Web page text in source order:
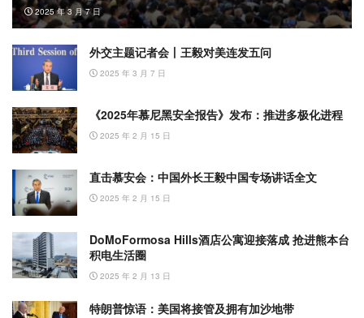
2025 年 3 月 7 日
外交主题记者会丨王毅对美连发五问
2025 年 3 月 7 日
《2025年慕尼黑安全报告》发布：推进多极化进程
2025 年 2 月 15 日
直击慕安会：中国外长王毅中国专场讲话全文
2025 年 2 月 15 日
DoMoFormosa Hills酒店公寓迎接落成 抢进熊本台
积电生活圈
2025 年 2 月 13 日
特朗普惊语：美国将接管及拥有加沙地带